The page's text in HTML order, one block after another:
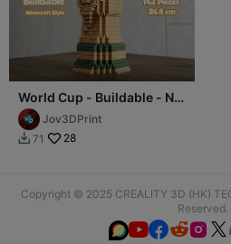
World Cup - Buildable - No
CFS - 143 pieces
Jov3DPrint
 71 28
Copyright © 2025 CREALITY 3D (HK)
Reserved.
 